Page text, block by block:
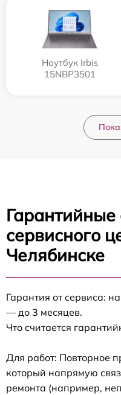
Ноутбук Irbis
15NBP3501
Гарантийные
сервисного
Челябинске
Гарантия от сервиса:
— до 3 месяцев.
Что считается
Для работ: Повторное
который напрямую
ремонта (например,